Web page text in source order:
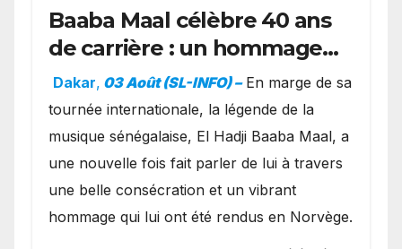
Baaba Maal célèbre 40 ans
de carrière : un hommage
exceptionnel à Oslo en
présence de la famille
royale.
Dakar, 03 Août (SL-INFO) – ​En marge de sa
tournée internationale, la légende de la
musique sénégalaise, El Hadji Baaba Maal, a
une nouvelle fois fait parler de lui à travers
une belle consécration et un vibrant
hommage qui lui ont été rendus en Norvège.